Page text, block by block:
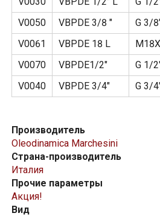
V0050
VBPDE 3/8 " G 3/
V0061
VBPDE 18 L
V0070
VBPDE1/2" G 1/
V0040
VBPDE 3/4" G 3/
Производитель
Oleodinamica Marchesini
Страна-производитель
Италия
Прочие параметры
Акция!
Вид